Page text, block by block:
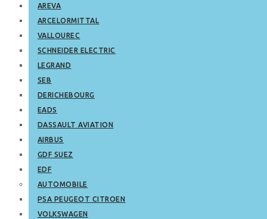
AREVA
ARCELORMITTAL
VALLOUREC
SCHNEIDER ELECTRIC
LEGRAND
SEB
DERICHEBOURG
EADS
DASSAULT AVIATION
AIRBUS
GDF SUEZ
EDF
AUTOMOBILE
PSA PEUGEOT CITROEN
VOLKSWAGEN